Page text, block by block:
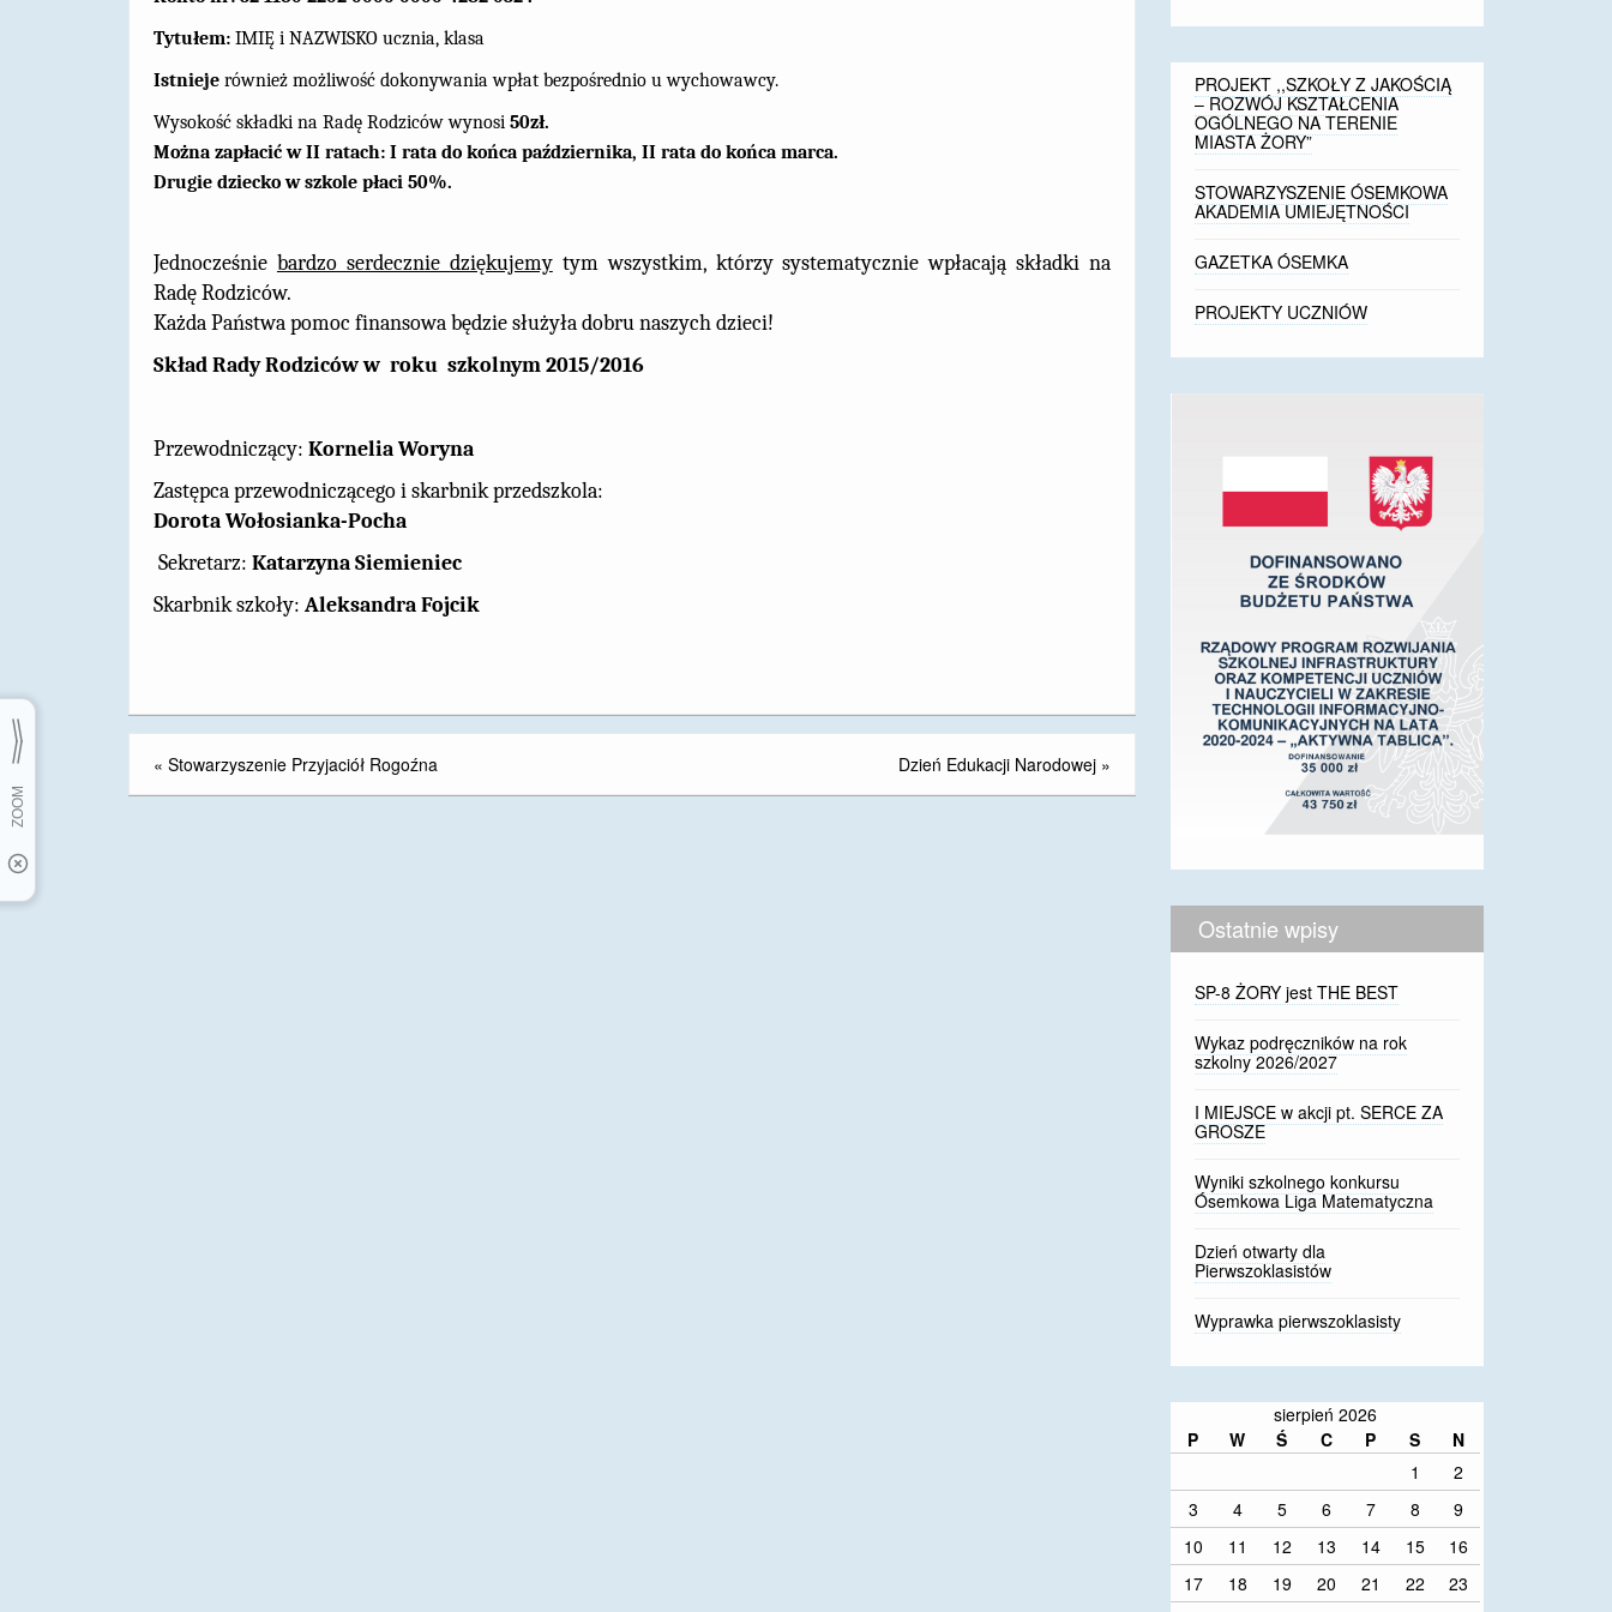
Tytułem: IMIĘ i NAZWISKO ucznia, klasa
Istnieje również możliwość dokonywania wpłat bezpośrednio u wychowawcy.
Wysokość składki na Radę Rodziców wynosi 50zł.
Można zapłacić w II ratach: I rata do końca października, II rata do końca marca.
Drugie dziecko w szkole płaci 50%.
Jednocześnie bardzo serdecznie dziękujemytym wszystkim, którzy systematycznie wpłacają składki na
Radę Rodziców.
Każda Państwa pomoc finansowa będzie służyła dobru naszych dzieci!
Skład Rady Rodziców w roku szkolnym 2015/2016
Przewodniczący: Kornelia Woryna
Zastępca przewodniczącego i skarbnik przedszkola:
Dorota Wołosianka-Pocha
Sekretarz: Katarzyna Siemieniec
Skarbnik szkoły: Aleksandra Fojcik
« Stowarzyszenie Przyjaciół Rogoźna Dzień Edukacji Narodowej »
PROJEKT ,,SZKOŁY Z JAKOŚCIĄ
– ROZWÓJ KSZTAŁCENIA
OGÓLNEGO NA TERENIE
MIASTA ŻORY”
STOWARZYSZENIE ÓSEMKOWA
AKADEMIA UMIEJĘTNOŚCI
GAZETKA ÓSEMKA
PROJEKTY UCZNIÓW
Ostatnie wpisy
SP-8 ŻORY jest THE BEST
Wykaz podręczników na rok
szkolny 2026/2027
I MIEJSCE w akcji pt. SERCE ZA
GROSZE
Wyniki szkolnego konkursu
Ósemkowa Liga Matematyczna
Dzień otwarty dla
Pierwszoklasistów
Wyprawka pierwszoklasisty
sierpień 2026
P
W Ś C P S
N
1
2
3
4 5 6 7 8
9
10
11 12 13 14 15
16
17
18 19 20 21 22
23